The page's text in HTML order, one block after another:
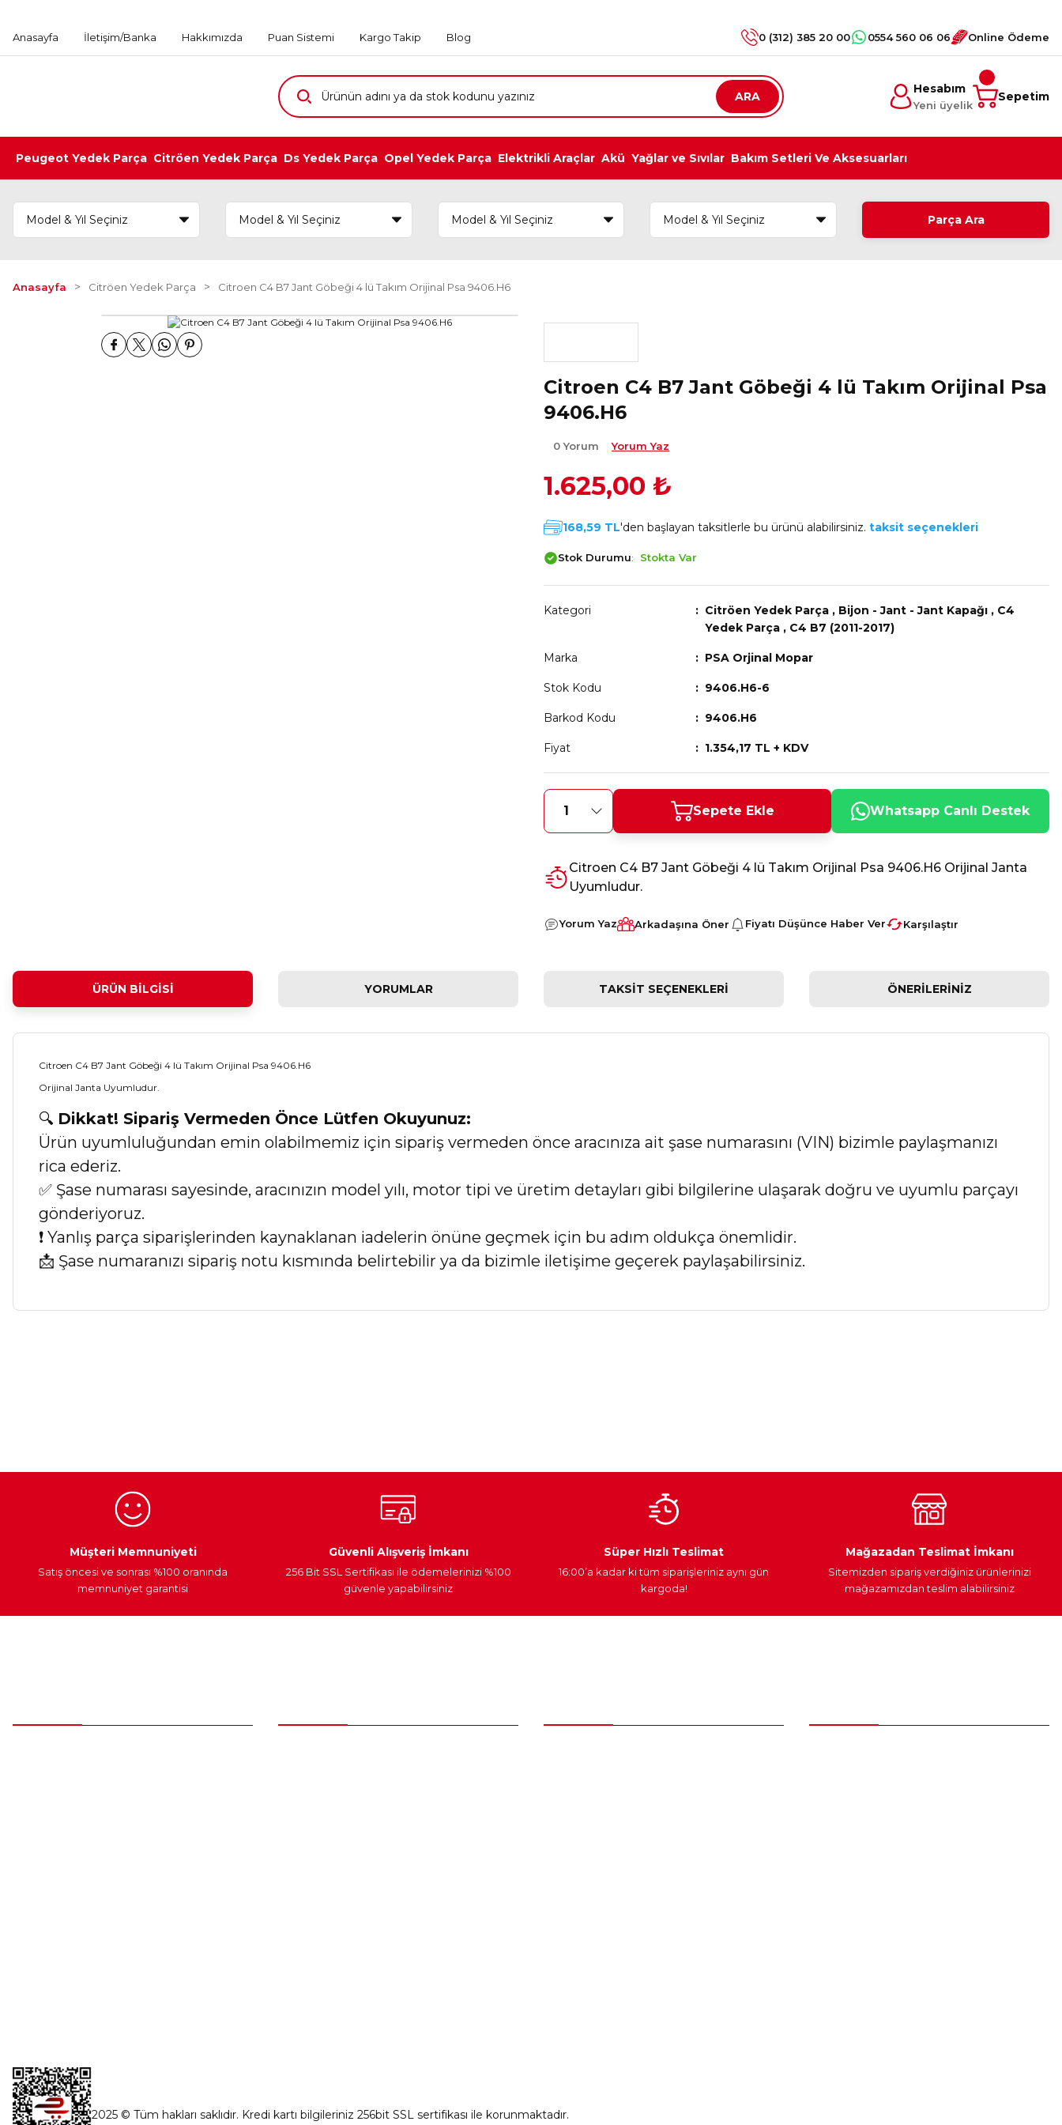
Anasayfa İletişim/Banka Hakkımızda Puan Sistemi Kargo Takip Blog 0 (312) 385 20 00 0554 560 06 06 Online Ödeme
ARA
Hesabım
Yeni üyelik
Sepetim
Peugeot Yedek Parça Citröen Yedek Parça Ds Yedek Parça Opel Yedek Parça Elektrikli Araçlar Akü Yağlar ve Sıvılar Bakım Setleri Ve Aksesuarları
Parça Ara
Anasayfa Citröen Yedek Parça Citroen C4 B7 Jant Göbeği 4 lü Takım Orijinal Psa 9406.H6
Citroen C4 B7 Jant Göbeği 4 lü Takım Orijinal Psa
9406.H6
0 Yorum Yorum Yaz
1.625,00 ₺
168,59 TL'den başlayan taksitlerle bu ürünü alabilirsiniz. taksit seçenekleri
Stok Durumu Stokta Var
Kategori Citröen Yedek Parça , Bijon - Jant - Jant Kapağı , C4
Yedek Parça , C4 B7 (2011-2017)
Marka PSA Orjinal Mopar
Stok Kodu 9406.H6-6
Barkod Kodu 9406.H6
Fiyat 1.354,17 TL + KDV
Sepete Ekle Whatsapp Canlı Destek
Citroen C4 B7 Jant Göbeği 4 lü Takım Orijinal Psa 9406.H6 Orijinal Janta
Uyumludur.
Yorum Yaz Arkadaşına Öner Fiyatı Düşünce Haber Ver Karşılaştır
ÜRÜN BILGISI YORUMLAR TAKSIT SEÇENEKLERI ÖNERILERINIZ
Citroen C4 B7 Jant Göbeği 4 lü Takım Orijinal Psa 9406.H6
Orijinal Janta Uyumludur.
🔍 Dikkat! Sipariş Vermeden Önce Lütfen Okuyunuz:
Ürün uyumluluğundan emin olabilmemiz için sipariş vermeden önce aracınıza ait şase numarasını (VIN) bizimle paylaşmanızı
rica ederiz.
✅ Şase numarası sayesinde, aracınızın model yılı, motor tipi ve üretim detayları gibi bilgilerine ulaşarak doğru ve uyumlu parçayı
gönderiyoruz.
❗ Yanlış parça siparişlerinden kaynaklanan iadelerin önüne geçmek için bu adım oldukça önemlidir.
📩 Şase numaranızı sipariş notu kısmında belirtebilir ya da bizimle iletişime geçerek paylaşabilirsiniz.
Egzoz Sistemi Ateşleme Sistemi Araç Farları Yedek Parça
Müşteri Memnuniyeti
Satış öncesi ve sonrası %100 oranında
memnuniyet garantisi
Güvenli Alışveriş İmkanı
256 Bit SSL Sertifikası ile ödemelerinizi %100
güvenle yapabilirsiniz
Süper Hızlı Teslimat
16:00’a kadar ki tüm siparişleriniz aynı gün
kargoda!
Mağazadan Teslimat İmkanı
Sitemizden sipariş verdiğiniz ürünlerinizi
mağazamızdan teslim alabilirsiniz
2025 © Tüm hakları saklıdır. Kredi kartı bilgileriniz 256bit SSL sertifikası ile korunmaktadır.